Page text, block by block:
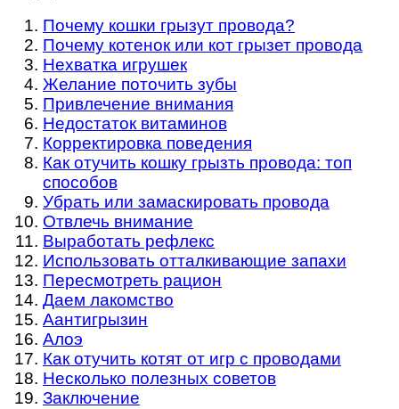
Почему кошки грызут провода?
Почему котенок или кот грызет провода
Нехватка игрушек
Желание поточить зубы
Привлечение внимания
Недостаток витаминов
Корректировка поведения
Как отучить кошку грызть провода: топ
способов
Убрать или замаскировать провода
Отвлечь внимание
Выработать рефлекс
Использовать отталкивающие запахи
Пересмотреть рацион
Даем лакомство
Аантигрызин
Алоэ
Как отучить котят от игр с проводами
Несколько полезных советов
Заключение